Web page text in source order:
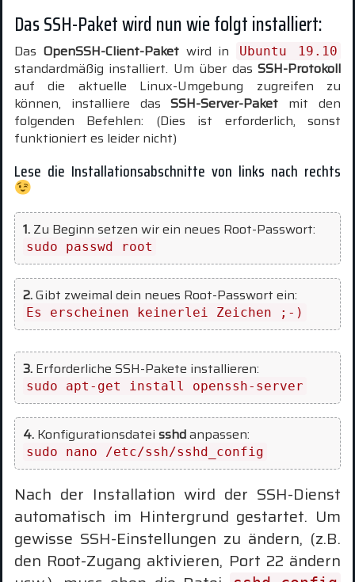
Das SSH-Paket wird nun wie folgt installiert:
Das OpenSSH-Client-Paket wird in Ubuntu 19.10
standardmäßig installiert. Um über das SSH-Protokoll
auf die aktuelle Linux-Umgebung zugreifen zu
können, installiere dasSSH-Server-Paket mit den
folgenden Befehlen: (Dies ist erforderlich, sonst
funktioniert es leider nicht)
Lese die Installationsabschnitte von links nach rechts
1. Zu Beginn setzen wir ein neues Root-Passwort:
sudo passwd root
2.Gibt zweimal dein neues Root-Passwort ein:
Es erscheinen keinerlei Zeichen ;-)
3. Erforderliche SSH-Pakete installieren:
sudo apt-get install openssh-server
4. Konfigurationsdatei sshdanpassen:
sudo nano /etc/ssh/sshd_config
Nach der Installation wird der SSH-Dienst
automatisch im Hintergrund gestartet. Um
gewisse SSH-Einstellungen zu ändern, (z.B.
den Root-Zugang aktivieren, Port 22 ändern